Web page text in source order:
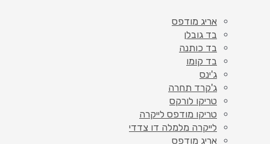
אריג מודפס
בד גובלן
בד כותנה
בד קומו
ג'ינס
ג'קרד תחרה
טריקו לורקס
טריקו מודפס לייקרה
לייקרה מלמלה דו צדדי
אריג מודפס